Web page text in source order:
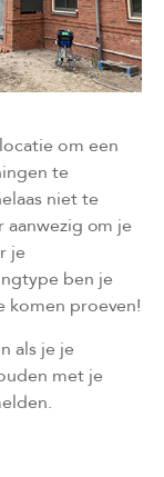
om een
te
niet te
aanwezig om je
je
ben je
komen proeven!
als je je
met je